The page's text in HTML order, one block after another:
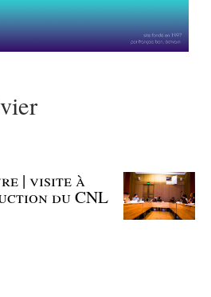
| visite à
du CNL